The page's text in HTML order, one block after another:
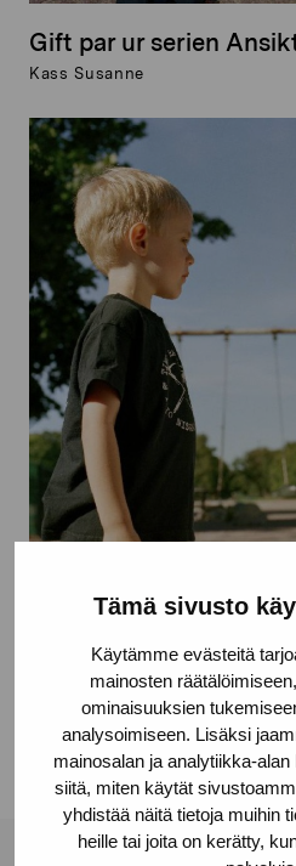
Tämä sivusto
Käytämme evästeitä
mainosten
ominaisuuksien
analysoimiseen. Lisäksi
mainosalan ja analytiikka-
siitä, miten käytät
yhdistää näitä tietoja muihin
heille tai joita on kerätty,
Gift par ur serien
Kass Susanne
Lekkamrater ur serien
Kass Susanne